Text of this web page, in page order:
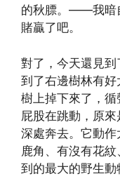
的秋膘。——我暗
賭贏了吧。
對了，今天還見
到了右邊樹林有
樹上掉下來了，
屁股在跳動，原
深處奔去。它動
鹿角、有沒有花
到的最大的野生動